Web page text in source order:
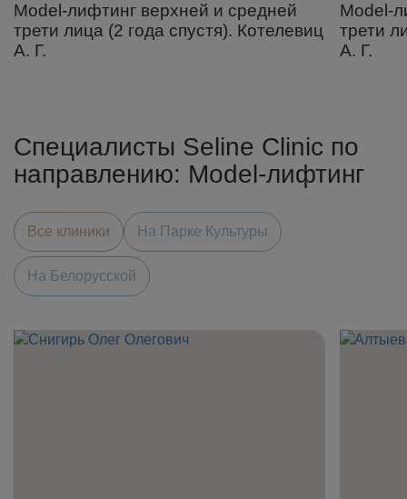
Model-лифтинг верхней и средней
трети лица (2 года спустя). Котелевиц
А. Г.
Model-
трети
А. Г.
Специалисты Seline Clinic по
направлению: Model-лифтинг
Все клиники На Парке Культуры
На Белорусской